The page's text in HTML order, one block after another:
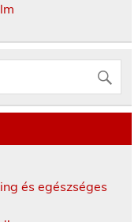
és egészséges